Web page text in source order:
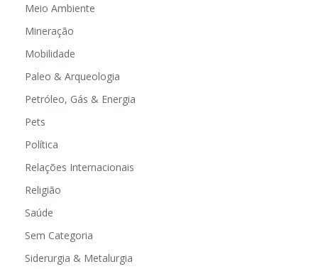
Meio Ambiente
Mineração
Mobilidade
Paleo & Arqueologia
Petróleo, Gás & Energia
Pets
Política
Relações Internacionais
Religião
Saúde
Sem Categoria
Siderurgia & Metalurgia